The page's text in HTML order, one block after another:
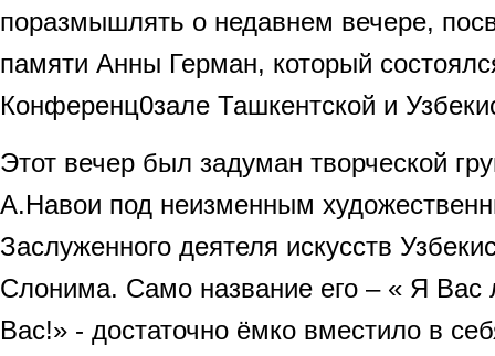
поразмышлять о недавнем вечере,
памяти Анны Герман, который
Конференц0зале Ташкентской и
Этот вечер был задуман творческой
А.Навои под неизменным
Заслуженного деятеля искусств
Слонима. Само название его – « Я
Вас!» - достаточно ёмко вместило в